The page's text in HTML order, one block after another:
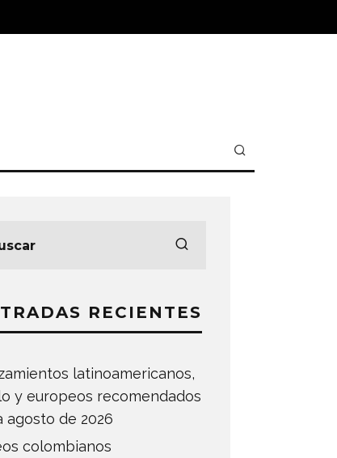
RECIENTES
latinoamericanos,
y europeos recomendados
agosto de 2026
colombianos